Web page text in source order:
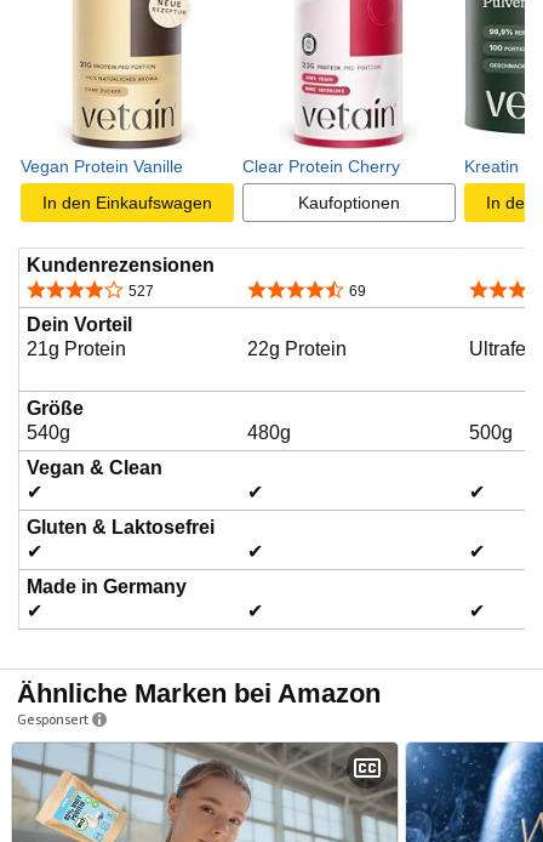
Vegan Protein Vanille
In den Einkaufswagen
Clear Protein Cherry
Kaufoptionen
Kreatin
In den
Kundenrezensionen
4,1 von 5 Sternen
527 4,3 von 5 Sternen
69
4,5 von
Dein Vorteil
21g Protein
22g Protein
Größe
540g
480g
500g
Vegan & Clean
✔
✔
✔
Gluten & Laktosefrei
✔
✔
✔
Made in Germany
✔
✔ ✔
Ähnliche Marken bei Amazon
Gesponsert